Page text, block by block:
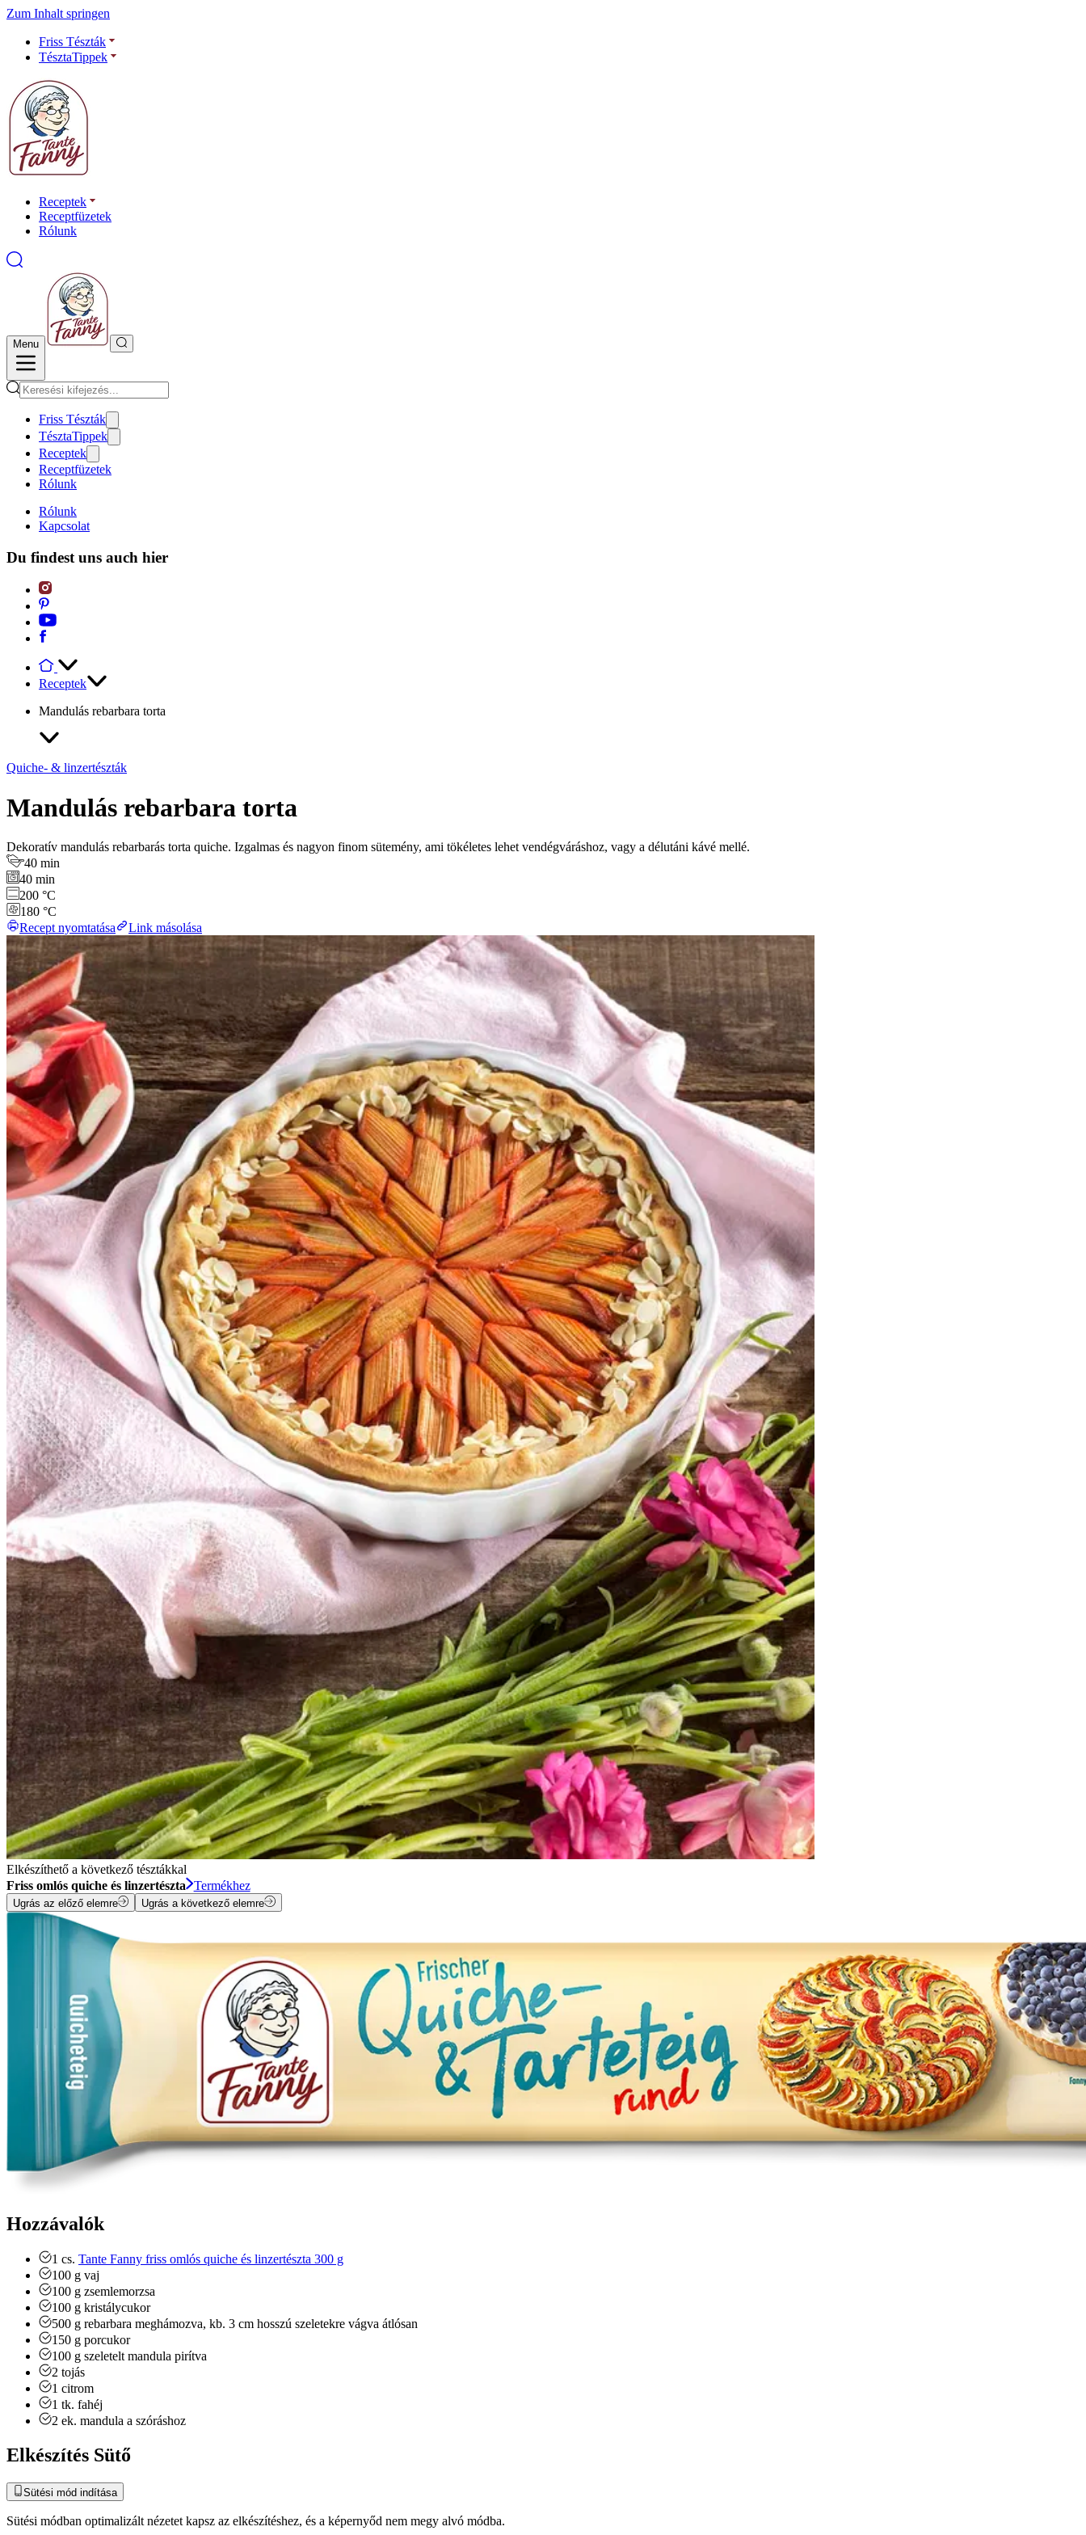
Zum Inhalt springen
Friss Tészták
TésztaTippek
Receptek
Receptfüzetek
Rólunk
Menu
Friss Tészták
TésztaTippek
Receptek
Receptfüzetek
Rólunk
Rólunk
Kapcsolat
Du findest uns auch hier
Receptek
Mandulás rebarbara torta
Quiche- & linzertészták
Mandulás rebarbara torta
Dekoratív mandulás rebarbarás torta quiche. Izgalmas és nagyon finom sütemény, ami tökéletes lehet vendégváráshoz, vagy a délutáni kávé mellé.
40 min
40 min
200 °C
180 °C
Recept nyomtatása
Link másolása
Elkészíthető a következő tésztákkal
Friss omlós quiche és linzertészta
Termékhez
Ugrás az előző elemre Ugrás a következő elemre
Hozzávalók
1 cs. Tante Fanny friss omlós quiche és linzertészta 300 g
100 g vaj
100 g zsemlemorzsa
100 g kristálycukor
500 g rebarbara meghámozva, kb. 3 cm hosszú szeletekre vágva átlósan
150 g porcukor
100 g szeletelt mandula pirítva
2 tojás
1 citrom
1 tk. fahéj
2 ek. mandula a szóráshoz
Elkészítés Sütő
Sütési mód indítása
Sütési módban optimalizált nézetet kapsz az elkészítéshez, és a képernyőd nem megy alvó módba.